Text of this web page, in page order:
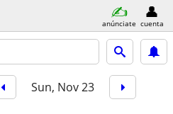
anúnciate cuenta
Sun, Nov 23